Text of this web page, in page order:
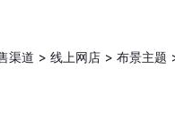
渠道 > 线上网店 > 布景主题